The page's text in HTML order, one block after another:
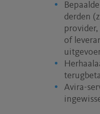
derden
of
Avira-